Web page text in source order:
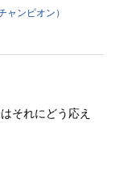
ャンピオン）
それにどう応え